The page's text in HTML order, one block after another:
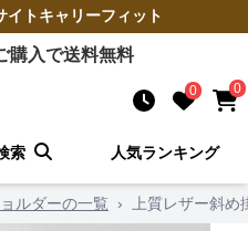
イトキャリーフィット
購入で送料無料
0 0
索 人気ランキング
ルダーの一覧 › 上質レザー斜